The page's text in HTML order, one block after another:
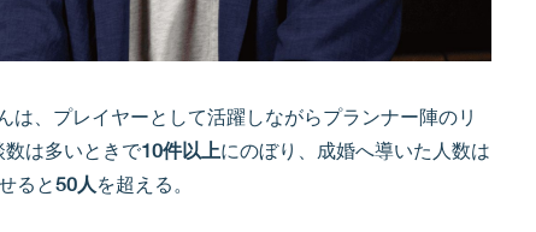
は、プレイヤーとして活躍しながらプランナー陣のリ
は多いときで10件以上にのぼり、成婚へ導いた人数は
ると50人 を超える。